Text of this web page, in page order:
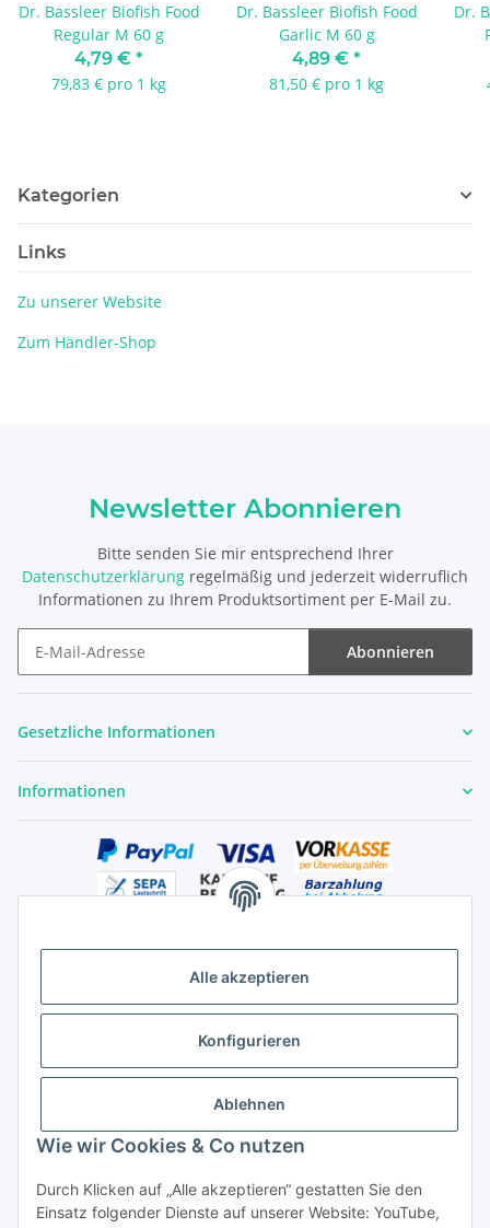
Alle akzeptieren
Konfigurieren
Ablehnen
Wie wir Cookies & Co nutzen
Durch Klicken auf „Alle akzeptieren“ gestatten Sie den
Einsatz folgender Dienste auf unserer Website: YouTube,
Dr. Bassleer Biofish Food
Regular M 60 g
4,79 € *
79,83 € pro 1 kg
Dr. Bassleer Biofish Food
Garlic M 60 g
4,89 € *
81,50 € pro 1 kg
Dr.
Kategorien
Links
Zu unserer Website
Zum Händler-Shop
Newsletter Abonnieren
Bitte senden Sie mir entsprechend Ihrer
Datenschutzerklärung regelmäßig und jederzeit widerruflich
Informationen zu Ihrem Produktsortiment per E-Mail zu.
Abonnieren
Gesetzliche Informationen
Informationen
Vertrag widerrufen